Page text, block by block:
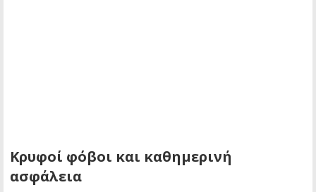
Κρυφοί φόβοι και καθημερινή
ασφάλεια